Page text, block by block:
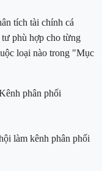
tích tài chính cá
phù hợp cho từng
loại nào trong "Mục
phân phối
làm kênh phân phối